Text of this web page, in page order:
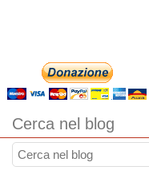
Cerca nel blog